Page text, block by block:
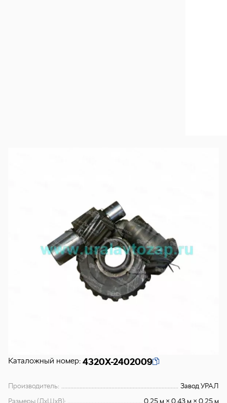
Каталожный номер: 4320Х-2402009
Производитель:
Завод УРАЛ
Размеры (ДхШхВ):
0.25 м × 0.43 м × 0.25 м